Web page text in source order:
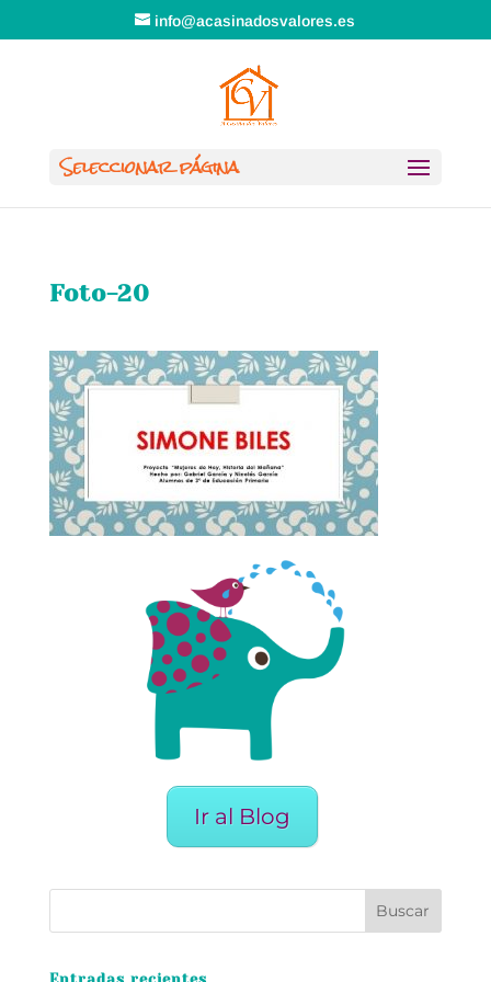
info@acasinadosvalores.es
Seleccionar página
Foto-20
Ir al Blog